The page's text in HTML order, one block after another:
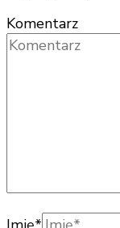
Komentarz